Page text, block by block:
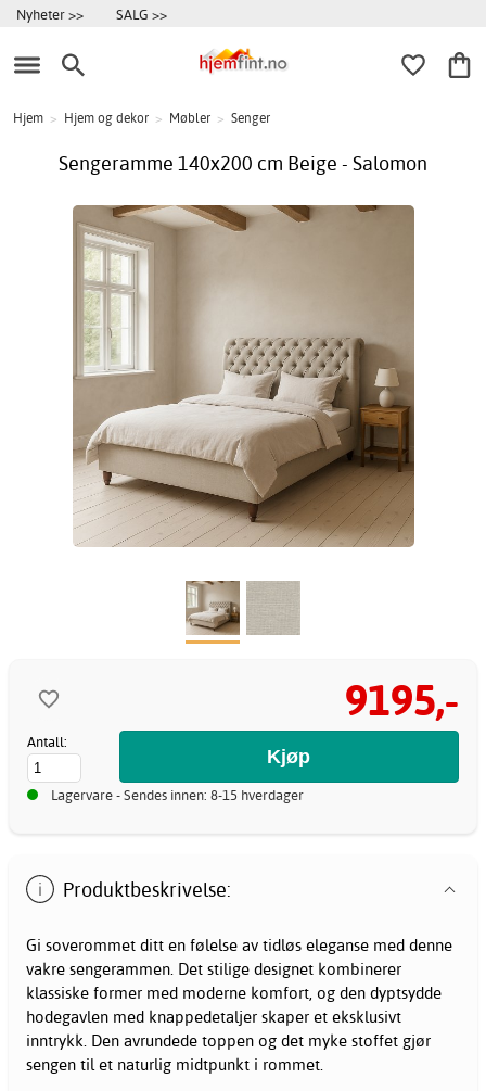
Nyheter >> SALG >>
Hjem > Hjem og dekor > Møbler > Senger
Sengeramme 140x200 cm Beige - Salomon
9195,-
Antall:
Lagervare - Sendes innen: 8-15 hverdager
Produktbeskrivelse:
Gi soverommet ditt en følelse av tidløs eleganse med denne
vakre sengerammen. Det stilige designet kombinerer
klassiske former med moderne komfort, og den dyptsydde
hodegavlen med knappedetaljer skaper et eksklusivt
inntrykk. Den avrundede toppen og det myke stoffet gjør
sengen til et naturlig midtpunkt i rommet.